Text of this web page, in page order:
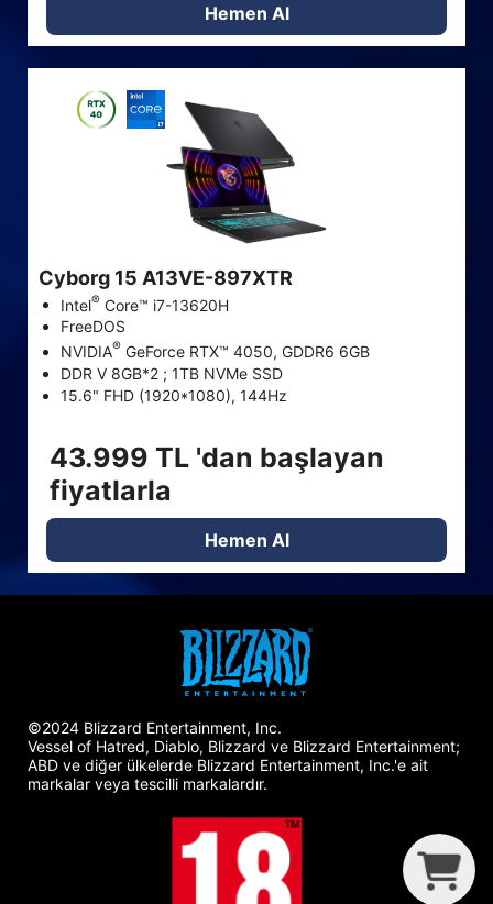
G
C
B
Hemen Al
Cyborg 15 A13VE-897XTR
Intel® Core™ i7-13620H
FreeDOS
NVIDIA® GeForce RTX™ 4050, GDDR6 6GB
DDR V 8GB*2 ; 1TB NVMe SSD
15.6" FHD (1920*1080), 144Hz
43.999 TL 'dan başlayan
fiyatlarla
Hemen Al
©2024 Blizzard Entertainment, Inc.
Vessel of Hatred, Diablo, Blizzard ve Blizzard Entertainment;
ABD ve diğer ülkelerde Blizzard Entertainment, Inc.'e ait
markalar veya tescilli markalardır.